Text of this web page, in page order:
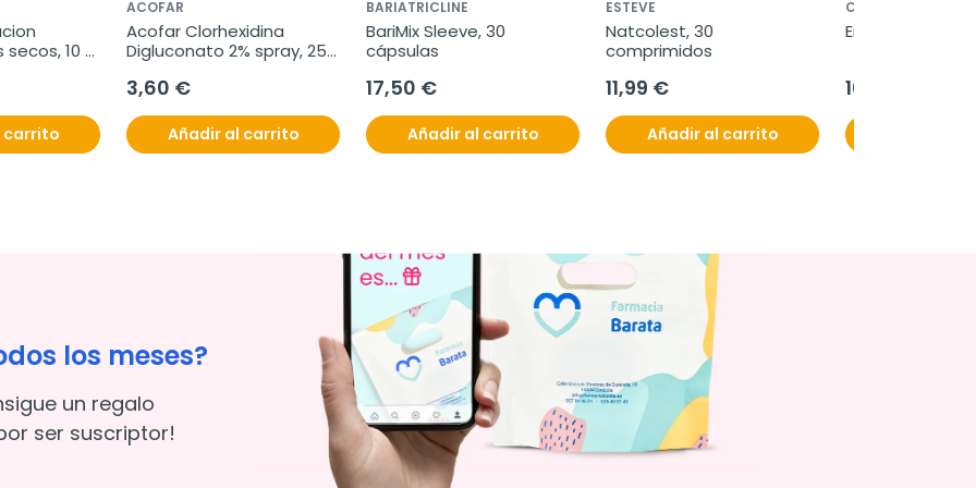
10
carrito
ACOFAR
Acofar Clorhexidina
Digluconato 2% spray, 25
3,60 €
Añadir al carrito
BARIATRICLINE
BariMix Sleeve, 30
cápsulas
17,50 €
Añadir al carrito
ESTEVE
Natcolest, 30
comprimidos
11,99 €
Añadir al carrito
CINFA
Ergial, 20
10,99 €
los meses?
un regalo
ser suscriptor!